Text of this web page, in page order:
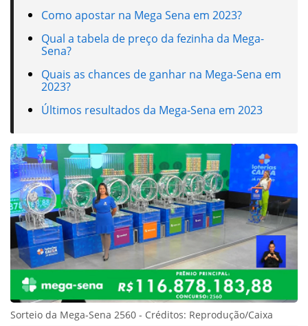
Como apostar na Mega Sena em 2023?
Qual a tabela de preço da fezinha da Mega-
Sena?
Quais as chances de ganhar na Mega-Sena em
2023?
Últimos resultados da Mega-Sena em 2023
Sorteio da Mega-Sena 2560 - Créditos: Reprodução/Caixa